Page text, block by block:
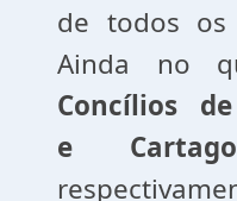
de todos
Ainda no
Concílios
de
e
Cartago